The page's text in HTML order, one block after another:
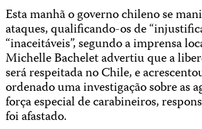
Esta manhã o governo chileno se
ataques, qualificando-os de
“inaceitáveis”, segundo a imprensa
Michelle Bachelet advertiu que a
será respeitada no Chile, e
ordenado uma investigação sobre as
força especial de carabineiros,
foi afastado.